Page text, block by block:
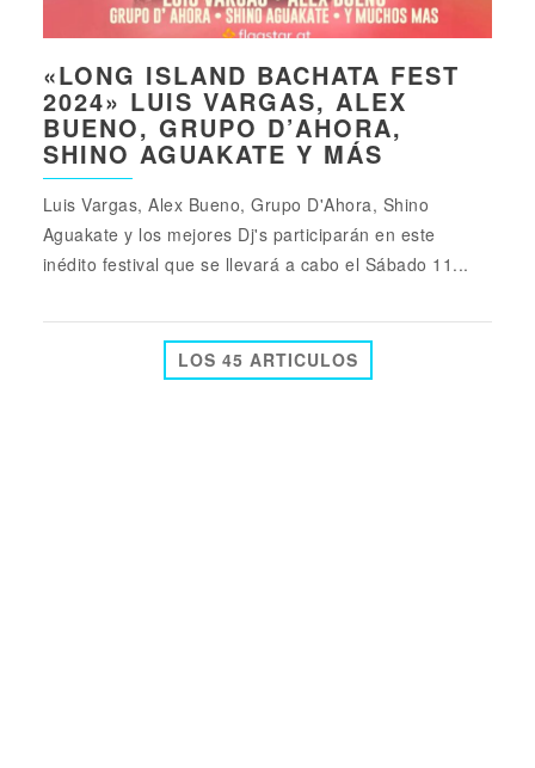
«LONG ISLAND BACHATA FEST
2024» LUIS VARGAS, ALEX
BUENO, GRUPO D’AHORA,
SHINO AGUAKATE Y MÁS
Luis Vargas, Alex Bueno, Grupo D'Ahora, Shino
Aguakate y los mejores Dj's participarán en este
inédito festival que se llevará a cabo el Sábado 11...
LOS 45 ARTICULOS